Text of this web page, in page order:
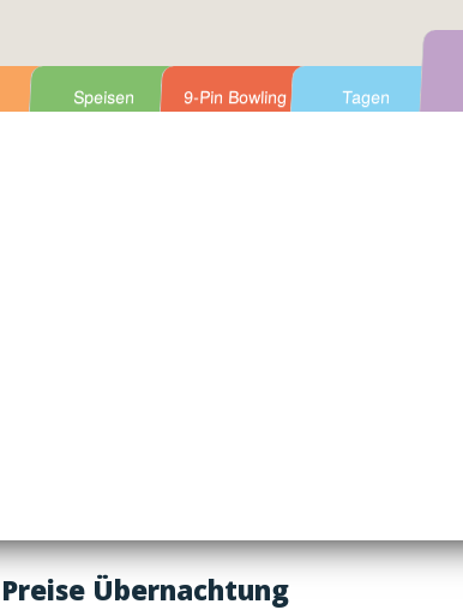
Speisen 9-Pin Bowling Tagen
Preise Übernachtung